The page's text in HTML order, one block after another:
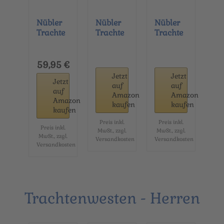
Nübler
Trachte
Langar
m
Hemden
59,95 €
Jetzt
auf
Amazon
kaufen
Preis inkl.
MwSt., zzgl.
Versandkosten
Nübler
Trachte
Hemden
Jetzt
auf
Amazon
kaufen
Preis inkl.
MwSt., zzgl.
Versandkosten
Nübler
Trachte
Hemden
Jetzt
auf
Amazon
kaufen
Preis inkl.
MwSt., zzgl.
Versandkosten
Trachtenwesten - Herren